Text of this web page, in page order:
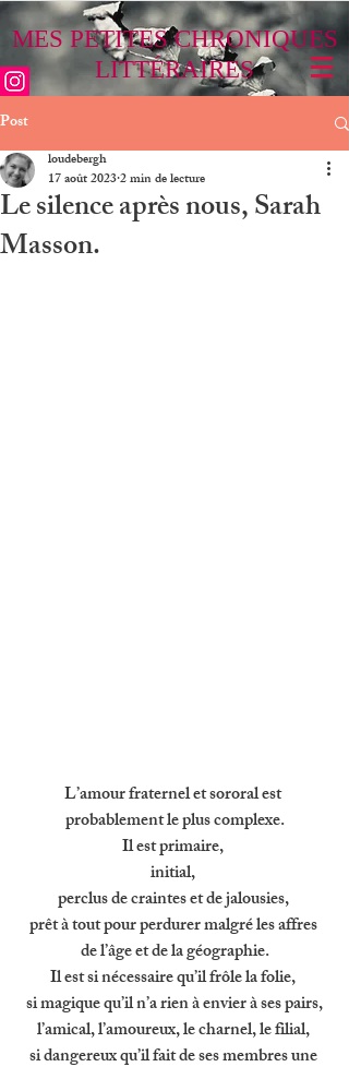
MES PETITES CHRONIQUES
LITTÉRAIRES
Post
Le silence après nous, Sarah
Masson.
loudebergh
17 août 20232 min de lecture
L’amour fraternel et sororal est
probablement le plus complexe.
Il est primaire,
initial,
perclus de craintes et de jalousies,
prêt à tout pour perdurer malgré les affres
de l’âge et de la géographie.
Il est si nécessaire qu’il frôle la folie,
si magique qu’il n’a rien à envier à ses pairs,
l’amical, l’amoureux, le charnel, le filial,
si dangereux qu’il fait de ses membres une